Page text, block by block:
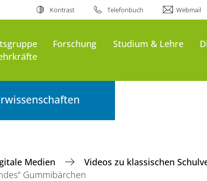
Kontrast Telefonbuch Webmail
Forschung Studium & Lehre
Medien
Videos zu klassischen
Gummibärchen